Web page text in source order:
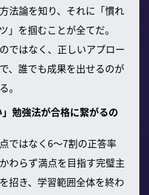
法論を知り、それに「慣れ
」を掴むことが全てだ。
ではなく、正しいアプロー
、誰でも成果を出せるのが
。
勉強法が合格に繋がるの
ではなく6～7割の正答率
わらず満点を目指す完璧主
招き、学習範囲全体を終わ